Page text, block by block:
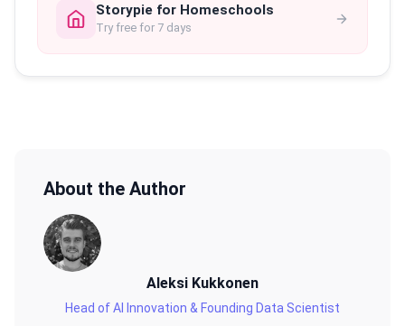
Storypie for Homeschools
Try free for 7 days
About the Author
Aleksi Kukkonen
Head of AI Innovation & Founding Data Scientist